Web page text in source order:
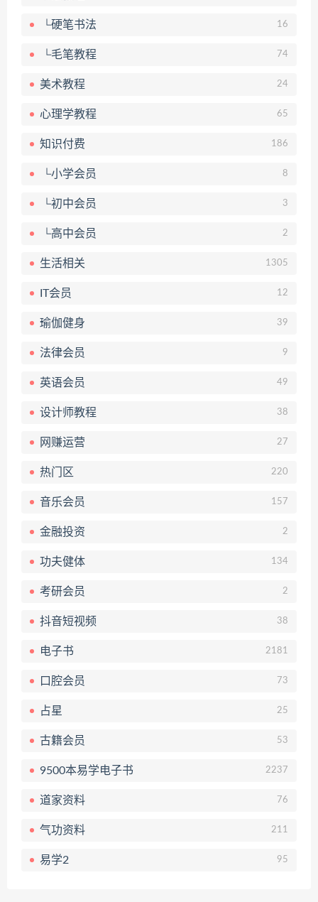
└硬笔书法 16
└毛笔教程 74
美术教程 24
心理学教程 65
知识付费 186
└小学会员 8
└初中会员 3
└高中会员 2
生活相关 1305
IT会员 12
瑜伽健身 39
法律会员 9
英语会员 49
设计师教程 38
网赚运营 27
热门区 220
音乐会员 157
金融投资 2
功夫健体 134
考研会员 2
抖音短视频 38
电子书 2181
口腔会员 73
占星 25
古籍会员 53
9500本易学电子书 2237
道家资料 76
气功资料 211
易学2 95